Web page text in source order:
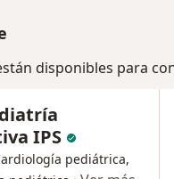
disponibles para
IPS
pediátrica,